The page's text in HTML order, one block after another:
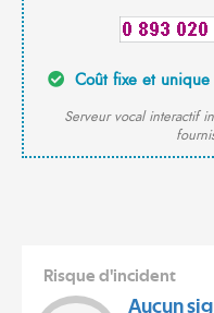
Coût fixe et
Serveur vocal interactif
Risque d'incident
Aucun